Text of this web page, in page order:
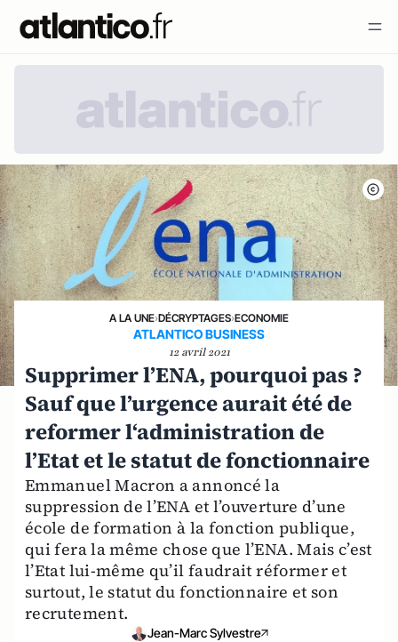
A LA UNE›DÉCRYPTAGES›ECONOMIE
ATLANTICO BUSINESS
12 avril 2021
Supprimer l’ENA, pourquoi pas ?
Sauf que l’urgence aurait été de
reformer l‘administration de
l’Etat et le statut de fonctionnaire
Emmanuel Macron a annoncé la
suppression de l’ENA et l’ouverture d’une
école de formation à la fonction publique,
qui fera la même chose que l’ENA. Mais c’est
l’Etat lui-même qu’il faudrait réformer et
surtout, le statut du fonctionnaire et son
recrutement.
Jean-Marc Sylvestre